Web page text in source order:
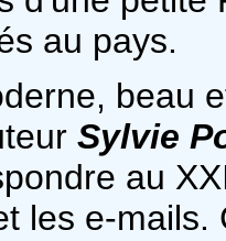
au pays.
beau
Sylvie
au
les e-